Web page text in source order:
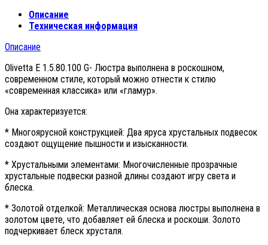
Описание
Техническая информация
Описание
Olivetta E 1.5.80.100 G- Люстра выполнена в роскошном,
современном стиле, который можно отнести к стилю
«современная классика» или «гламур».
Она характеризуется:
* Многоярусной конструкцией: Два яруса хрустальных подвесок
создают ощущение пышности и изысканности.
* Хрустальными элементами: Многочисленные прозрачные
хрустальные подвески разной длины создают игру света и
блеска.
* Золотой отделкой: Металлическая основа люстры выполнена в
золотом цвете, что добавляет ей блеска и роскоши. Золото
подчеркивает блеск хрусталя.